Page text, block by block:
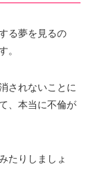
る夢を見るの
。
されないことに
、本当に不倫が
たりしましょ